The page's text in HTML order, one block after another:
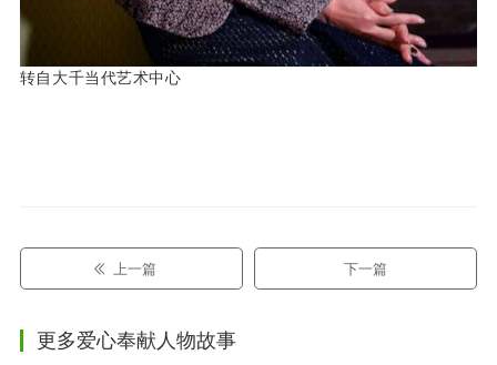
转自大千当代艺术中心
上一篇 下一篇
更多爱心奉献人物故事